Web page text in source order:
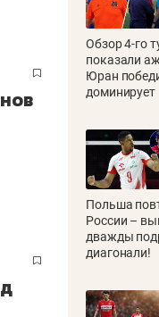
Обзор 4-го
показали
Юран
доминирует
Польша
России –
дважды
диагонали!